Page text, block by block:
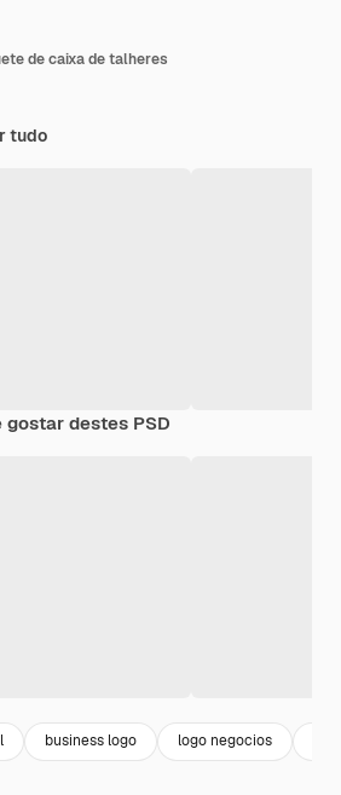
de caixa de talheres
tudo
destes PSD
business logo logo negocios